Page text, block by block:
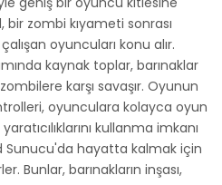
zombi kıyameti sonrası
oyuncuları konu alır.
kaynak toplar, barınaklar
karşı savaşır. Oyunun
oyunculara kolayca oyun
kullanma imkanı
Sunucu'da hayatta kalmak için
Bunlar, barınakların inşası,